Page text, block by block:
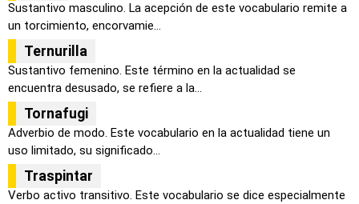
Sustantivo masculino. La acepción de este vocabulario remite a
un torcimiento, encorvamie...
Ternurilla
Sustantivo femenino. Este término en la actualidad se
encuentra desusado, se refiere a la...
Tornafugi
Adverbio de modo. Este vocabulario en la actualidad tiene un
uso limitado, su significado...
Traspintar
Verbo activo transitivo. Este vocabulario se dice especialmente